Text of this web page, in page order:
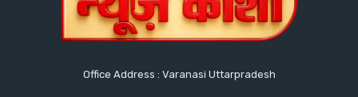
Office Address : Varanasi Uttarpradesh